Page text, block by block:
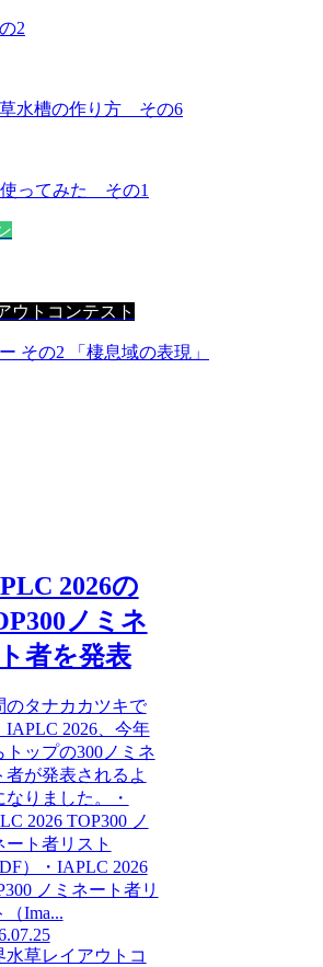
2
水槽の作り方 その6
ってみた その1
ウトコンテスト
その2 「棲息域の表現」
2026の
ノミネ
者を発表
のタナカカツキで
IAPLC 2026、今年
トップの300ノミネ
者が発表されるよ
なりました。・
2026 TOP300 ノ
ート者リスト
）・IAPLC 2026
ノミネート者リ
（Ima...
水草レイアウトコ